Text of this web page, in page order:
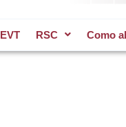
EVT RSC Como